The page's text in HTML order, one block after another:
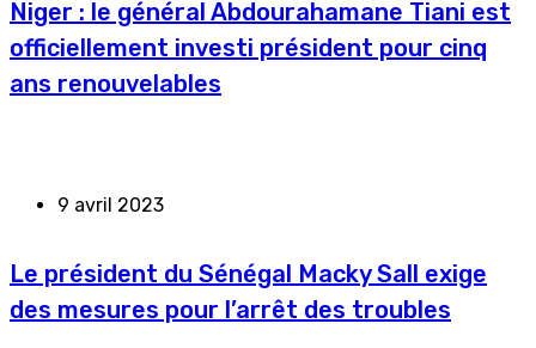
Niger : le général Abdourahamane Tiani est
officiellement investi président pour cinq
ans renouvelables
9 avril 2023
Le président du Sénégal Macky Sall exige
des mesures pour l’arrêt des troubles